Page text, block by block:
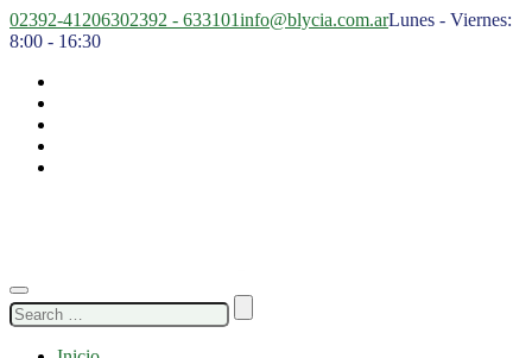
02392-41206302392 - 633101info@blycia.com.arLunes - Viernes:
8:00 - 16:30
Search
for: